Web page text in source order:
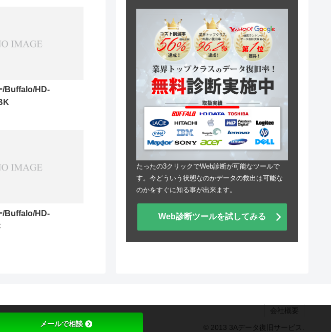
/Buffalo/HD-
/Buffalo/HD-
たったの3クリックでWeb診断が可能なツールで
す。今どういう状態なのかデータの救出は可能な
のかをすぐに知る事が出来ます。
Web診断ツールを試してみる
会社概要
© 2013 3Aデータ復旧サービス.
メールで相談